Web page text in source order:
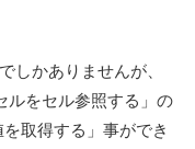
しかありませんが、
ルをセル参照する」の
取得する」事ができ